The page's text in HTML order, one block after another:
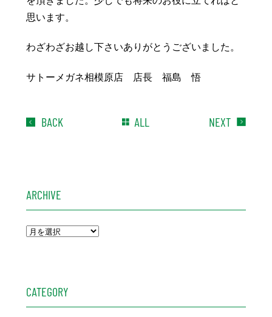
思います。
わざわざお越し下さいありがとうございました。
サトーメガネ相模原店 店長 福島 悟
BACK ALL NEXT
ARCHIVE
CATEGORY